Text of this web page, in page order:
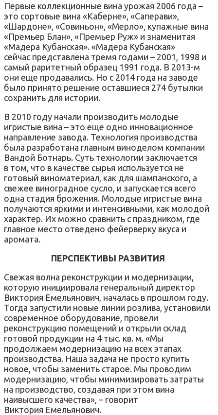
Первые коллекционные вина урожая 2006 года –
это сортовые вина «Каберне», «Саперави»,
«Шардоне», «Совиньон», «Мерло», купажные вина
«Премьер Блан», «Премьер Руж» и знаменитая
«Мадера Кубанская». «Мадера Кубанская»
сейчас представлена тремя годами – 2001, 1998 и
самый раритетный образец 1991 года. В 2013-м
они еще продавались. Но с 2014 года на заводе
было принято решение оставшиеся 274 бутылки
сохранить для истории.
В 2010 году начали производить молодые
игристые вина – это еще одно инновационное
направление завода. Технология производства
была разработана главным виноделом компании
Вандой Ботнарь. Суть технологии заключается
в том, что в качестве сырья используется не
готовый виноматериал, как для шампанского, а
свежее виноградное сусло, и запускается всего
одна стадия брожения. Молодые игристые вина
получаются яркими и интенсивными, как молодой
характер. Их можно сравнить с праздником, где
главное место отведено фейерверку вкуса и
аромата.
ПЕРСПЕКТИВЫ РАЗВИТИЯ
Свежая волна реконструкции и модернизации,
которую инициировала генеральный директор
Виктория Емельянович, началась в прошлом году.
Тогда запустили новые линии розлива, установили
современное оборудование, провели
реконструкцию помещений и открыли склад
готовой продукции на 4 тыс. кв. м. «Мы
продолжаем модернизацию на всех этапах
производства. Наша задача не просто купить
новое, чтобы заменить старое. Мы проводим
модернизацию, чтобы минимизировать затраты
на производство, создавая при этом вина
наивысшего качества», – говорит
Виктория Емельянович.